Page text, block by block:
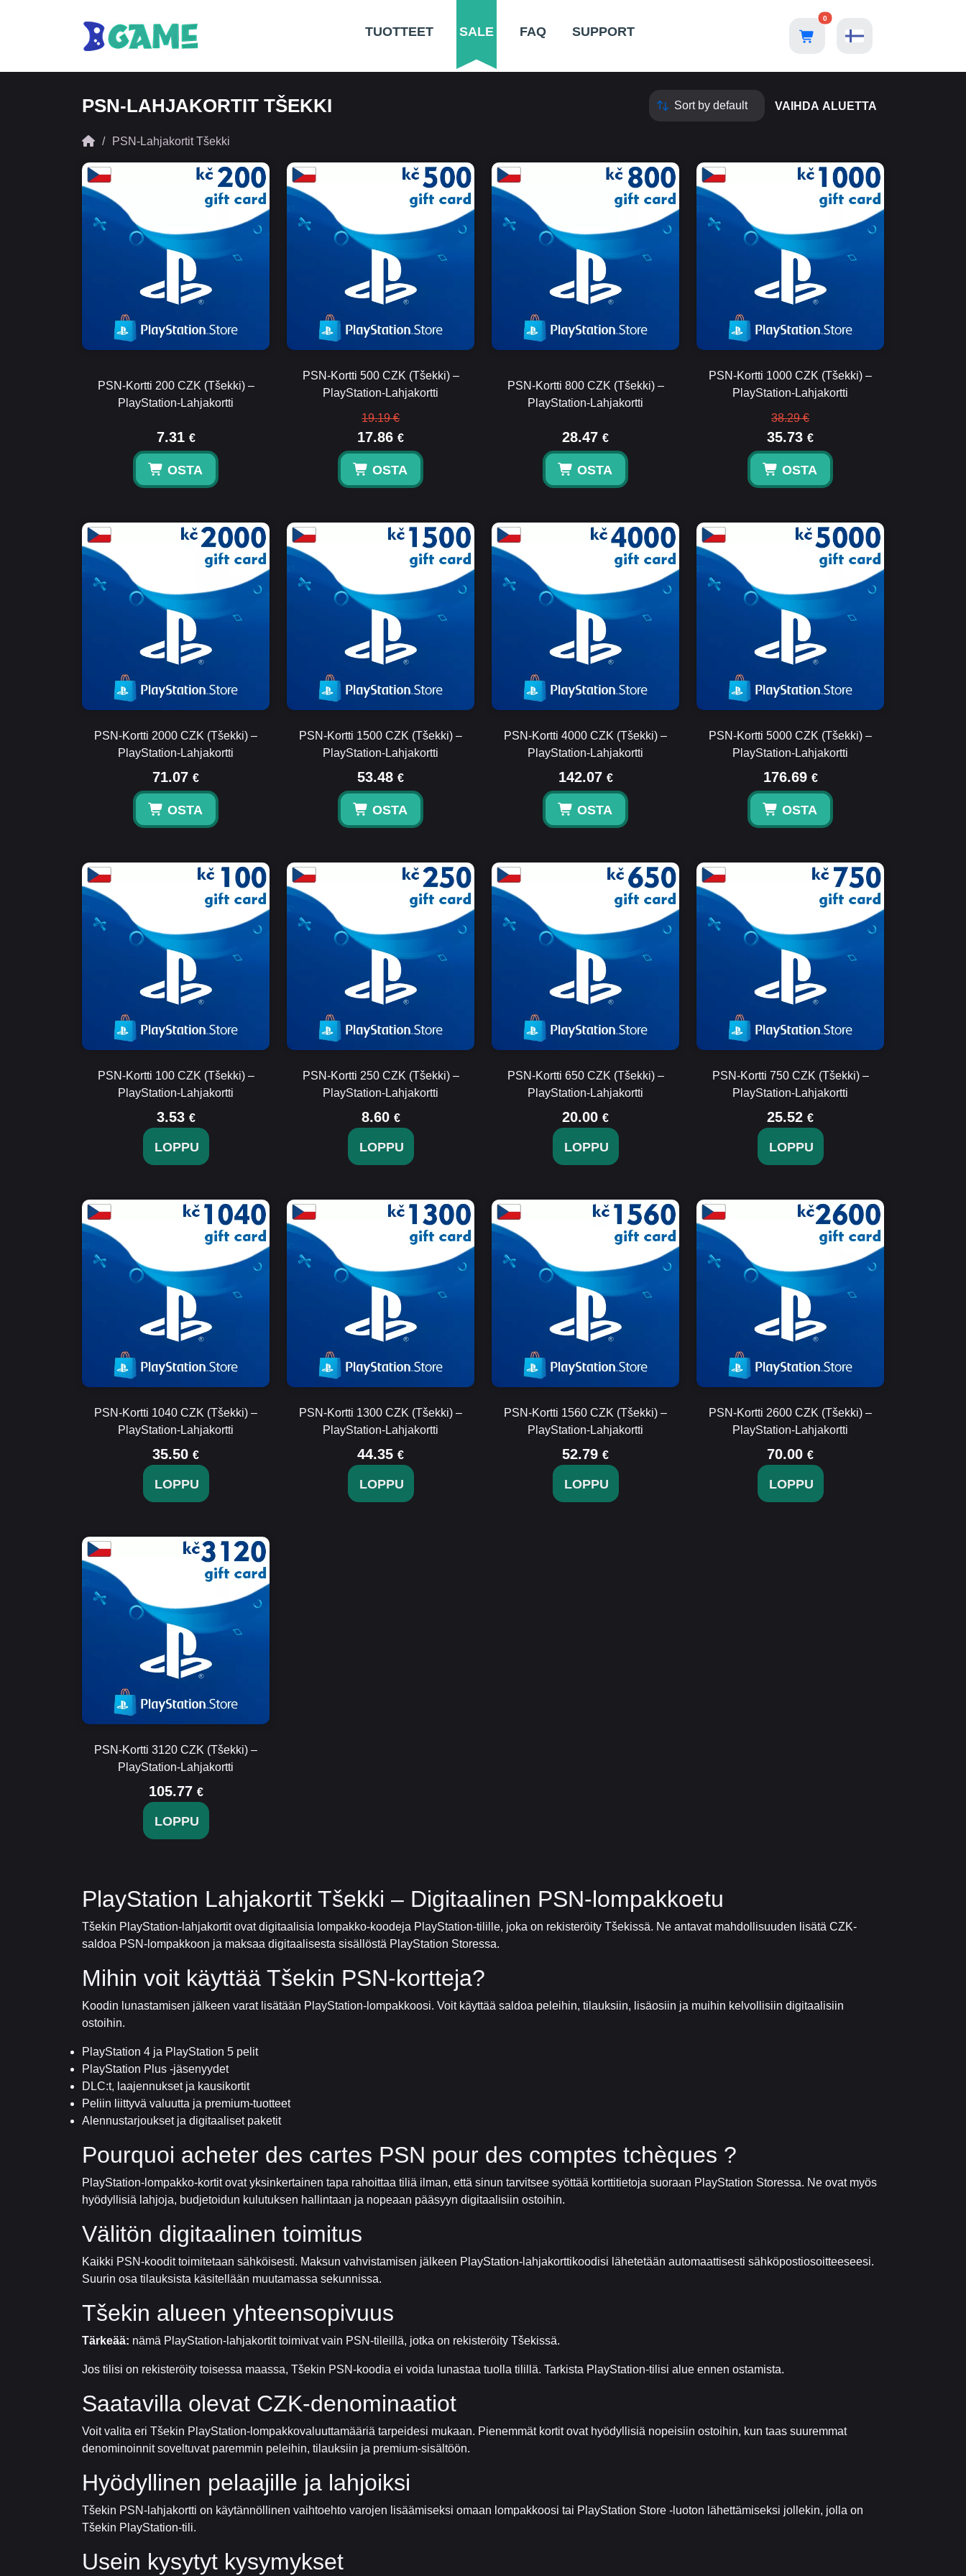
TUOTTEET SALE FAQ SUPPORT
0
PSN-LAHJAKORTIT TŠEKKI VAIHDA ALUETTA
PSN-Lahjakortit Tšekki
PSN-Kortti 200 CZK (Tšekki) –
PlayStation-Lahjakortti
7.31 €
OSTA
PSN-Kortti 500 CZK (Tšekki) –
PlayStation-Lahjakortti
19.19 €
17.86 €
OSTA
PSN-Kortti 800 CZK (Tšekki) –
PlayStation-Lahjakortti
28.47 €
OSTA
PSN-Kortti 1000 CZK (Tšekki) –
PlayStation-Lahjakortti
38.29 €
35.73 €
OSTA
PSN-Kortti 2000 CZK (Tšekki) –
PlayStation-Lahjakortti
71.07 €
OSTA
PSN-Kortti 1500 CZK (Tšekki) –
PlayStation-Lahjakortti
53.48 €
OSTA
PSN-Kortti 4000 CZK (Tšekki) –
PlayStation-Lahjakortti
142.07 €
OSTA
PSN-Kortti 5000 CZK (Tšekki) –
PlayStation-Lahjakortti
176.69 €
OSTA
PSN-Kortti 100 CZK (Tšekki) –
PlayStation-Lahjakortti
3.53 €
LOPPU
PSN-Kortti 250 CZK (Tšekki) –
PlayStation-Lahjakortti
8.60 €
LOPPU
PSN-Kortti 650 CZK (Tšekki) –
PlayStation-Lahjakortti
20.00 €
LOPPU
PSN-Kortti 750 CZK (Tšekki) –
PlayStation-Lahjakortti
25.52 €
LOPPU
PSN-Kortti 1040 CZK (Tšekki) –
PlayStation-Lahjakortti
35.50 €
LOPPU
PSN-Kortti 1300 CZK (Tšekki) –
PlayStation-Lahjakortti
44.35 €
LOPPU
PSN-Kortti 1560 CZK (Tšekki) –
PlayStation-Lahjakortti
52.79 €
LOPPU
PSN-Kortti 2600 CZK (Tšekki) –
PlayStation-Lahjakortti
70.00 €
LOPPU
PSN-Kortti 3120 CZK (Tšekki) –
PlayStation-Lahjakortti
105.77 €
LOPPU
PlayStation Lahjakortit Tšekki – Digitaalinen PSN-lompakkoetu
Tšekin PlayStation-lahjakortit ovat digitaalisia lompakko-koodeja PlayStation-tilille, joka on rekisteröity Tšekissä. Ne antavat mahdollisuuden lisätä CZK-
saldoa PSN-lompakkoon ja maksaa digitaalisesta sisällöstä PlayStation Storessa.
Mihin voit käyttää Tšekin PSN-kortteja?
Koodin lunastamisen jälkeen varat lisätään PlayStation-lompakkoosi. Voit käyttää saldoa peleihin, tilauksiin, lisäosiin ja muihin kelvollisiin digitaalisiin
ostoihin.
PlayStation 4 ja PlayStation 5 pelit
PlayStation Plus -jäsenyydet
DLC:t, laajennukset ja kausikortit
Peliin liittyvä valuutta ja premium-tuotteet
Alennustarjoukset ja digitaaliset paketit
Pourquoi acheter des cartes PSN pour des comptes tchèques ?
PlayStation-lompakko-kortit ovat yksinkertainen tapa rahoittaa tiliä ilman, että sinun tarvitsee syöttää korttitietoja suoraan PlayStation Storessa. Ne ovat myös
hyödyllisiä lahjoja, budjetoidun kulutuksen hallintaan ja nopeaan pääsyyn digitaalisiin ostoihin.
Välitön digitaalinen toimitus
Kaikki PSN-koodit toimitetaan sähköisesti. Maksun vahvistamisen jälkeen PlayStation-lahjakorttikoodisi lähetetään automaattisesti sähköpostiosoitteeseesi.
Suurin osa tilauksista käsitellään muutamassa sekunnissa.
Tšekin alueen yhteensopivuus
Tärkeää: nämä PlayStation-lahjakortit toimivat vain PSN-tileillä, jotka on rekisteröity Tšekissä.
Jos tilisi on rekisteröity toisessa maassa, Tšekin PSN-koodia ei voida lunastaa tuolla tilillä. Tarkista PlayStation-tilisi alue ennen ostamista.
Saatavilla olevat CZK-denominaatiot
Voit valita eri Tšekin PlayStation-lompakkovaluuttamääriä tarpeidesi mukaan. Pienemmät kortit ovat hyödyllisiä nopeisiin ostoihin, kun taas suuremmat
denominoinnit soveltuvat paremmin peleihin, tilauksiin ja premium-sisältöön.
Hyödyllinen pelaajille ja lahjoiksi
Tšekin PSN-lahjakortti on käytännöllinen vaihtoehto varojen lisäämiseksi omaan lompakkoosi tai PlayStation Store -luoton lähettämiseksi jollekin, jolla on
Tšekin PlayStation-tili.
Usein kysytyt kysymykset